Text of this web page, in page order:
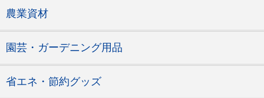
農業資材
園芸・ガーデニング用品
省エネ・節約グッズ